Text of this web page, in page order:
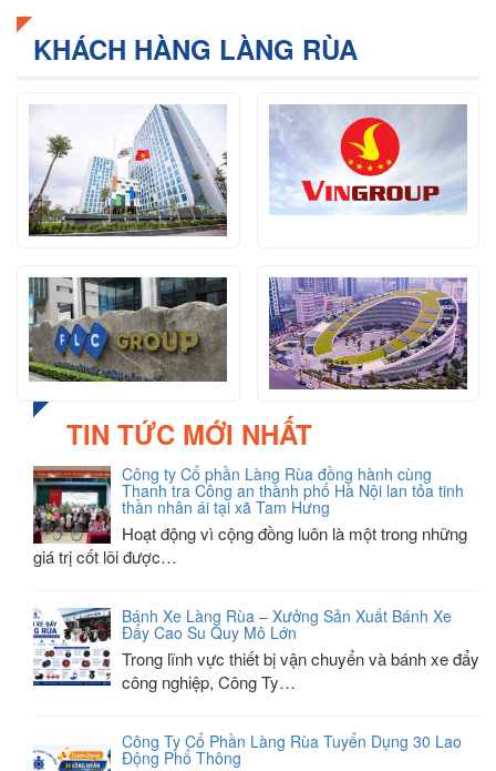
KHÁCH HÀNG LÀNG RÙA
TIN TỨC MỚI NHẤT
Công ty Cổ phần Làng Rùa đồng hành cùng
Thanh tra Công an thành phố Hà Nội lan tỏa tinh
thần nhân ái tại xã Tam Hưng
Hoạt động vì cộng đồng luôn là một trong những
giá trị cốt lõi được…
Bánh Xe Làng Rùa – Xưởng Sản Xuất Bánh Xe
Đẩy Cao Su Quy Mô Lớn
Trong lĩnh vực thiết bị vận chuyển và bánh xe đẩy
công nghiệp, Công Ty…
Công Ty Cổ Phần Làng Rùa Tuyển Dụng 30 Lao
Động Phổ Thông